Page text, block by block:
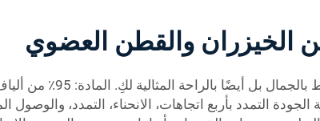
الخيزران والقطن العضوي
أوه يه هي شركة متخصصة في بيع الملابس الداخلية، وتمتاز بالتزامها بتقديم
الجودة التمدد بأربع اتجاهات، الانحناء، التمدد،